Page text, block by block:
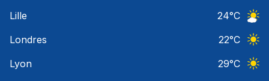
Lille
24°C
Londres
22°C
Lyon
29°C